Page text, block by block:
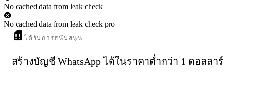
No cached data from leak check
No cached data from leak check pro
ได้รับการสนับสนุน
สร้างบัญชี WhatsApp ได้ในราคาต่ำกว่า 1 ดอลลาร์